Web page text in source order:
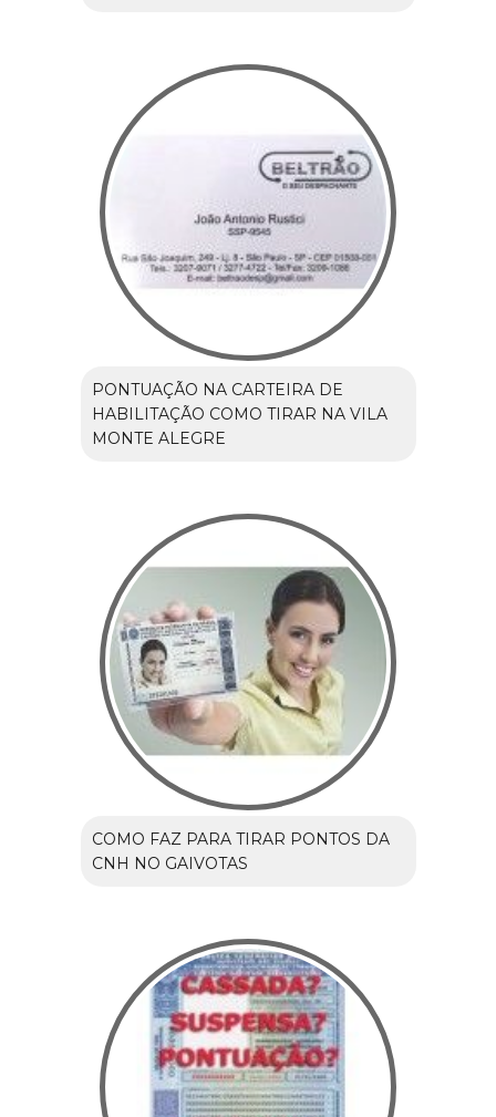
PONTUAÇÃO NA CARTEIRA DE
HABILITAÇÃO COMO TIRAR NA VILA
MONTE ALEGRE
COMO FAZ PARA TIRAR PONTOS DA
CNH NO GAIVOTAS